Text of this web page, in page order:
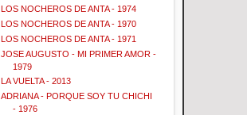
LOS NOCHEROS DE ANTA - 1974
LOS NOCHEROS DE ANTA - 1970
LOS NOCHEROS DE ANTA - 1971
JOSE AUGUSTO - MI PRIMER AMOR -
1979
LA VUELTA - 2013
ADRIANA - PORQUE SOY TU CHICHI
- 1976